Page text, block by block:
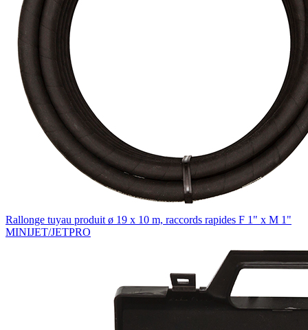
Rallonge tuyau produit ø 19 x 10 m, raccords rapides F 1" x M 1"
MINIJET/JETPRO